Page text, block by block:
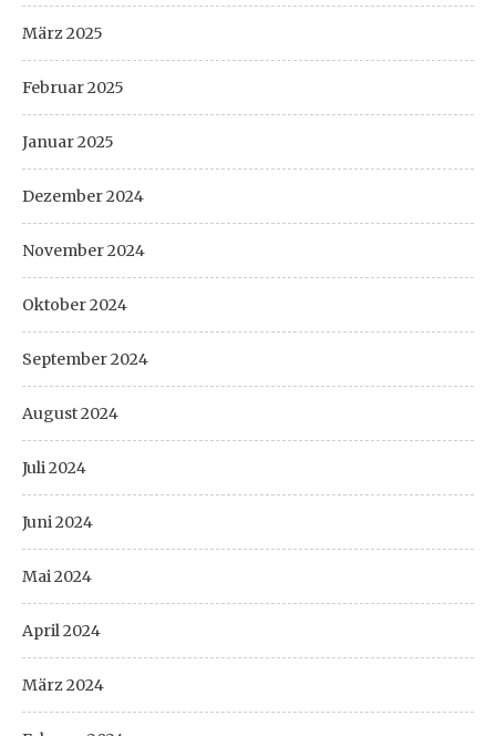
März 2025
Februar 2025
Januar 2025
Dezember 2024
November 2024
Oktober 2024
September 2024
August 2024
Juli 2024
Juni 2024
Mai 2024
April 2024
März 2024